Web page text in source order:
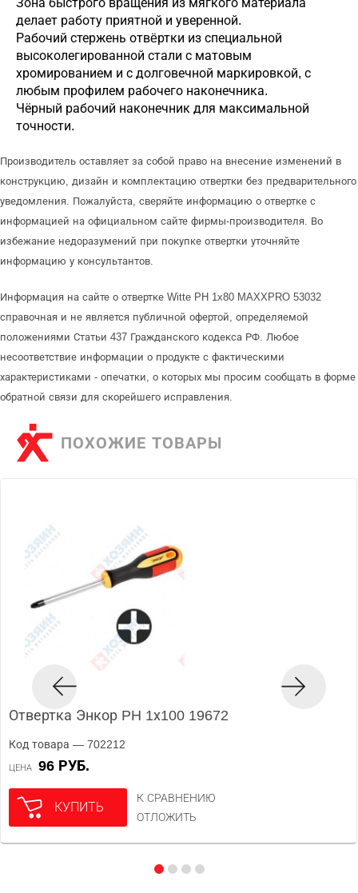
Зона быстрого вращения из мягкого материала
делает работу приятной и уверенной.
Рабочий стержень отвëртки из специальной
высоколегированной стали с матовым
хромированием и с долговечной маркировкой, с
любым профилем рабочего наконечника.
Чёрный рабочий наконечник для максимальной
точности.
Производитель оставляет за собой право на внесение изменений в
конструкцию, дизайн и комплектацию отвертки без предварительного
уведомления. Пожалуйста, сверяйте информацию о отвертке с
информацией на официальном сайте фирмы-производителя. Во
избежание недоразумений при покупке отвертки уточняйте
информацию у консультантов.
Информация на сайте о отвертке Witte PH 1x80 MAXXPRO 53032
справочная и не является публичной офертой, определяемой
положениями Статьи 437 Гражданского кодекса РФ. Любое
несоответствие информации о продукте с фактическими
характеристиками - опечатки, о которых мы просим сообщать в форме
обратной связи для скорейшего исправления.
ПОХОЖИЕ ТОВАРЫ
Отвертка Энкор PH 1х100 19672
Код товара — 702212
ЦЕНА 96 РУБ.
КУПИТЬ
К СРАВНЕНИЮ
ОТЛОЖИТЬ